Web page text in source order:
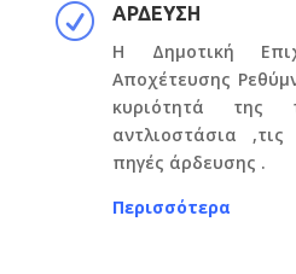
R ΑΡΔΕΥΣΗ
Η Δημοτική
Αποχέτευσης
κυριότητά
αντλιοστάσια
πηγές άρδευσης .
Περισσότερα